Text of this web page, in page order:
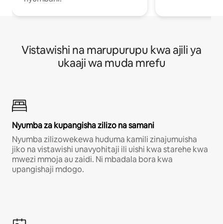
Vistawishi na marupurupu kwa ajili ya
ukaaji wa muda mrefu
Nyumba za kupangisha zilizo na samani
Nyumba zilizowekewa huduma kamili zinajumuisha
jiko na vistawishi unavyohitaji ili uishi kwa starehe kwa
mwezi mmoja au zaidi. Ni mbadala bora kwa
upangishaji mdogo.